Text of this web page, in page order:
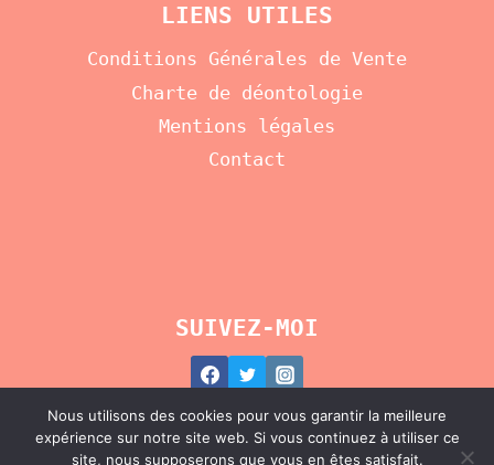
LIENS UTILES
Conditions Générales de Vente
Charte de déontologie
Mentions légales
Contact
SUIVEZ-MOI
Nous utilisons des cookies pour vous garantir la meilleure
expérience sur notre site web. Si vous continuez à utiliser ce
site, nous supposerons que vous en êtes satisfait.